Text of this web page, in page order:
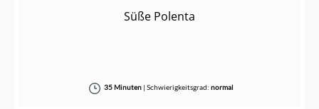
Süße Polenta
35 Minuten| Schwierigkeitsgrad: normal